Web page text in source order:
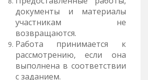
документы и материалы
участникам не
возвращаются.
Работа принимается к
рассмотрению, если она
выполнена в соответствии
с заданием.